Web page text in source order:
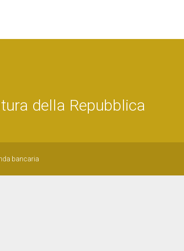
della Repubblica
bancaria